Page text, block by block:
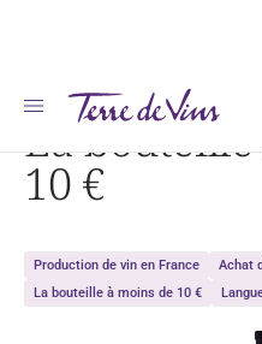
Accueil Dégustation La bouteille à
La
10 €
Production de vin en France Achat
La bouteille à moins de 10 €